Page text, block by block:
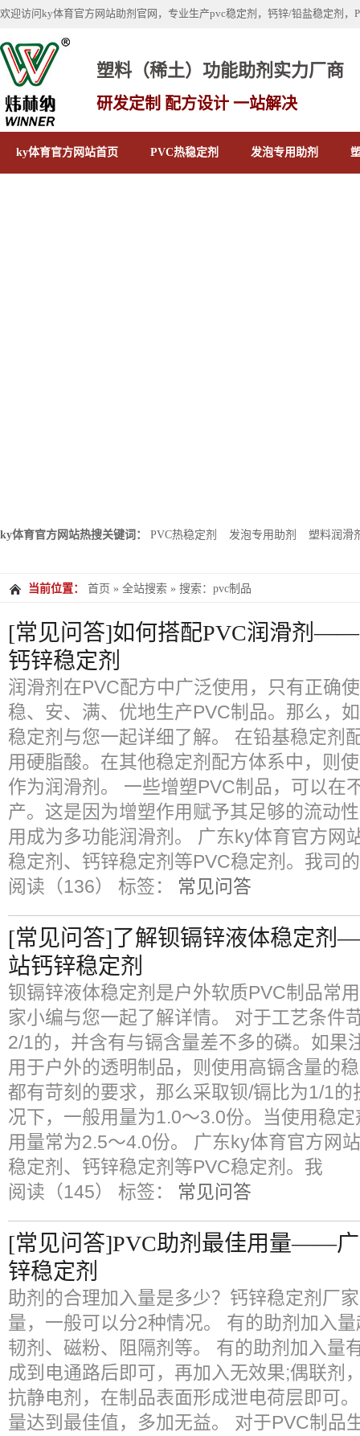
欢迎访问ky体育官方网站助剂官网，专业生产pvc稳定剂，钙锌/铅盐稳定剂，
塑料（稀土）功能助剂实力厂商
研发定制 配方设计 一站解决
ky体育官方网站首页 PVC热稳定剂 发泡专用助剂
ky体育官方网站热搜关键词： PVC热稳定剂 发泡专用助剂 塑料润滑
当前位置： 首页 » 全站搜索 » 搜索：pvc制品
[常见问答]如何搭配PVC润滑剂
钙锌稳定剂
润滑剂在PVC配方中广泛使用，只有正确
稳、安、满、优地生产PVC制品。那么，
稳定剂与您一起详细了解。 在铅基稳定剂
用硬脂酸。在其他稳定剂配方体系中，则
作为润滑剂。 一些增塑PVC制品，可以在
产。这是因为增塑作用赋予其足够的流动
用成为多功能润滑剂。 广东ky体育官方网
稳定剂、钙锌稳定剂等PVC稳定剂。我司
阅读（136） 标签： 常见问答
[常见问答]了解钡镉锌液体稳定剂
站钙锌稳定剂
钡镉锌液体稳定剂是户外软质PVC制品常
家小编与您一起了解详情。 对于工艺条件
2/1的，并含有与镉含量差不多的磷。如果
用于户外的透明制品，则使用高镉含量的
都有苛刻的要求，那么采取钡/镉比为1/1
况下，一般用量为1.0～3.0份。当使用稳
用量常为2.5～4.0份。 广东ky体育官方网
稳定剂、钙锌稳定剂等PVC稳定剂。我
阅读（145） 标签： 常见问答
[常见问答]PVC助剂最佳用量——
锌稳定剂
助剂的合理加入量是多少？钙锌稳定剂厂
量，一般可以分2种情况。 有的助剂加入
韧剂、磁粉、阻隔剂等。 有的助剂加入量
成到电通路后即可，再加入无效果;偶联剂
抗静电剂，在制品表面形成泄电荷层即可
量达到最佳值，多加无益。 对于PVC制